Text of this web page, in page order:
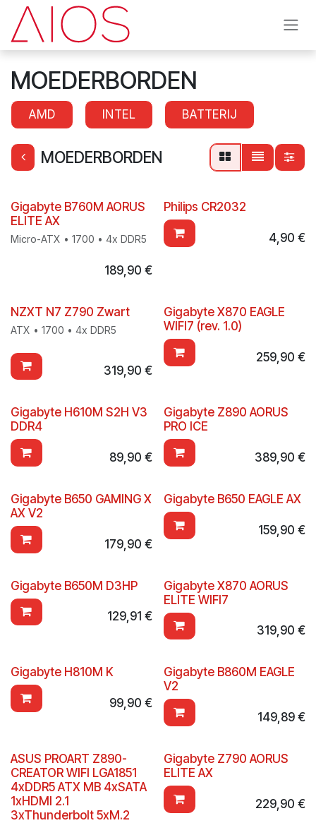
Overslaan naar inhoud
MOEDERBORDEN
AMD INTEL BATTERIJ
MOEDERBORDEN
Gigabyte B760M AORUS
ELITE AX
Micro-ATX • 1700 • 4x DDR5
189,90 €
Philips CR2032
4,90 €
Nieuw!
NZXT N7 Z790 Zwart
ATX • 1700 • 4x DDR5
319,90 €
Gigabyte X870 EAGLE
WIFI7 (rev. 1.0)
259,90 €
Gigabyte H610M S2H V3
DDR4
89,90 €
Gigabyte Z890 AORUS
PRO ICE
389,90 €
Gigabyte B650 GAMING X
AX V2
179,90 €
Gigabyte B650 EAGLE AX
159,90 €
Gigabyte B650M D3HP
129,91 €
Gigabyte X870 AORUS
ELITE WIFI7
319,90 €
Gigabyte H810M K
99,90 €
Gigabyte B860M EAGLE
V2
149,89€
ASUS PROART Z890-
CREATOR WIFI LGA1851
4xDDR5 ATX MB 4xSATA
1xHDMI 2.1
3xThunderbolt 5xM.2
Gigabyte Z790 AORUS
ELITE AX
229,90 €